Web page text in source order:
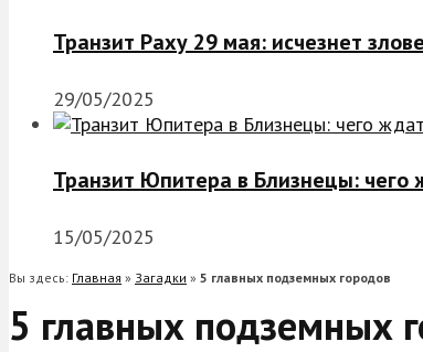
Транзит Раху 29 мая: исчезнет
29/05/2025
Транзит Юпитера в Близнецы: чего
15/05/2025
Вы здесь: Главная » Загадки » 5 главных подземных городов
5 главных подземных